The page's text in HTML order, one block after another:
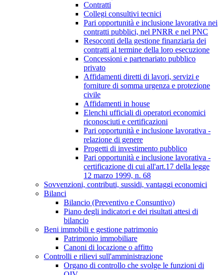
Contratti
Collegi consultivi tecnici
Pari opportunità e inclusione lavorativa nei
contratti pubblici, nel PNRR e nel PNC
Resoconti della gestione finanziaria dei
contratti al termine della loro esecuzione
Concessioni e partenariato pubblico
privato
Affidamenti diretti di lavori, servizi e
forniture di somma urgenza e protezione
civile
Affidamenti in house
Elenchi ufficiali di operatori economici
riconosciuti e certificazioni
Pari opportunità e inclusione lavorativa -
relazione di genere
Progetti di investimento pubblico
Pari opportunità e inclusione lavorativa -
certificazione di cui all'art.17 della legge
12 marzo 1999, n. 68
Sovvenzioni, contributi, sussidi, vantaggi economici
Bilanci
Bilancio (Preventivo e Consuntivo)
Piano degli indicatori e dei risultati attesi di
bilancio
Beni immobili e gestione patrimonio
Patrimonio immobiliare
Canoni di locazione o affitto
Controlli e rilievi sull'amministrazione
Organo di controllo che svolge le funzioni di